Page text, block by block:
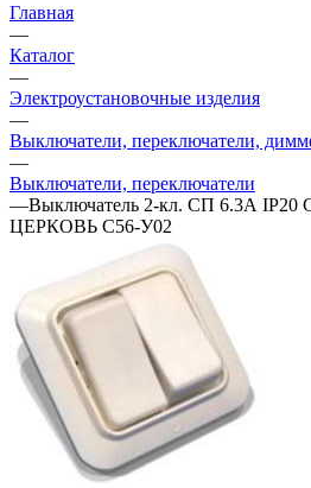
Главная
—
Каталог
—
Электроустановочные изделия
—
Выключатели, переключатели,
—
Выключатели, переключатели
—Выключатель 2-кл. СП 6.3А IP20
ЦЕРКОВЬ С56-У02